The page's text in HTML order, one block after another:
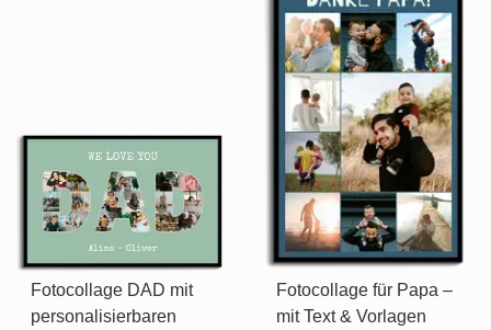
Fotocollage DAD mit
personalisierbaren
Fotocollage für Papa –
mit Text & Vorlagen